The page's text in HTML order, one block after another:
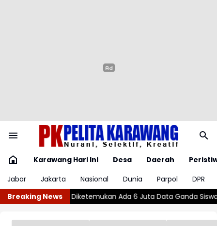
Karawang Hari Ini Desa Daerah
Jabar
Jakarta Nasional Dunia Parpol
DPR
Breaking News
Siswa Penerima MBG Wajar atau Bahaya? , Kenali 5